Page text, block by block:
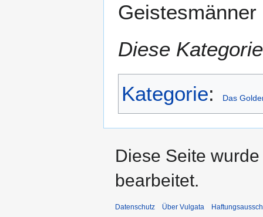
Diese
Kategorie: Das
Diese Seite
bearbeitet.
Datenschutz Über Vulgata